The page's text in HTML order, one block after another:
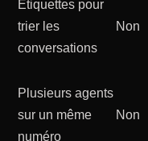
Étiquettes pour
trier les
conversations
Non
Plusieurs agents
sur un même
numéro
Non